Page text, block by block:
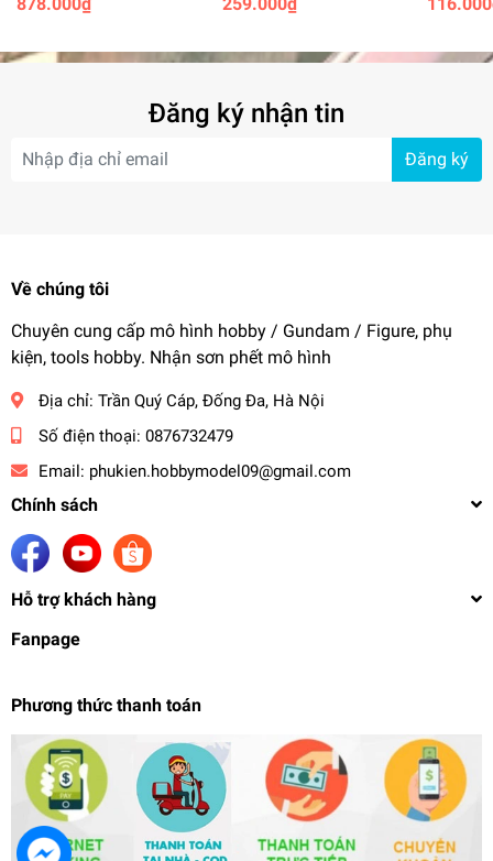
Bluetooth 5.0 TPA3116
TPA3118 (30W*2+60W)
TPA3116 50W x2
amplifier
Lossless
Remore
Đăng ký nhận tin
Đăng ký
Về chúng tôi
Chuyên cung cấp mô hình hobby / Gundam / Figure, phụ
kiện, tools hobby. Nhận sơn phết mô hình
Địa chỉ: Trần Quý Cáp, Đống Đa, Hà Nội
Số điện thoại: 0876732479
Email: phukien.hobbymodel09@gmail.com
Chính sách
Hỗ trợ khách hàng
Fanpage
Phương thức thanh toán